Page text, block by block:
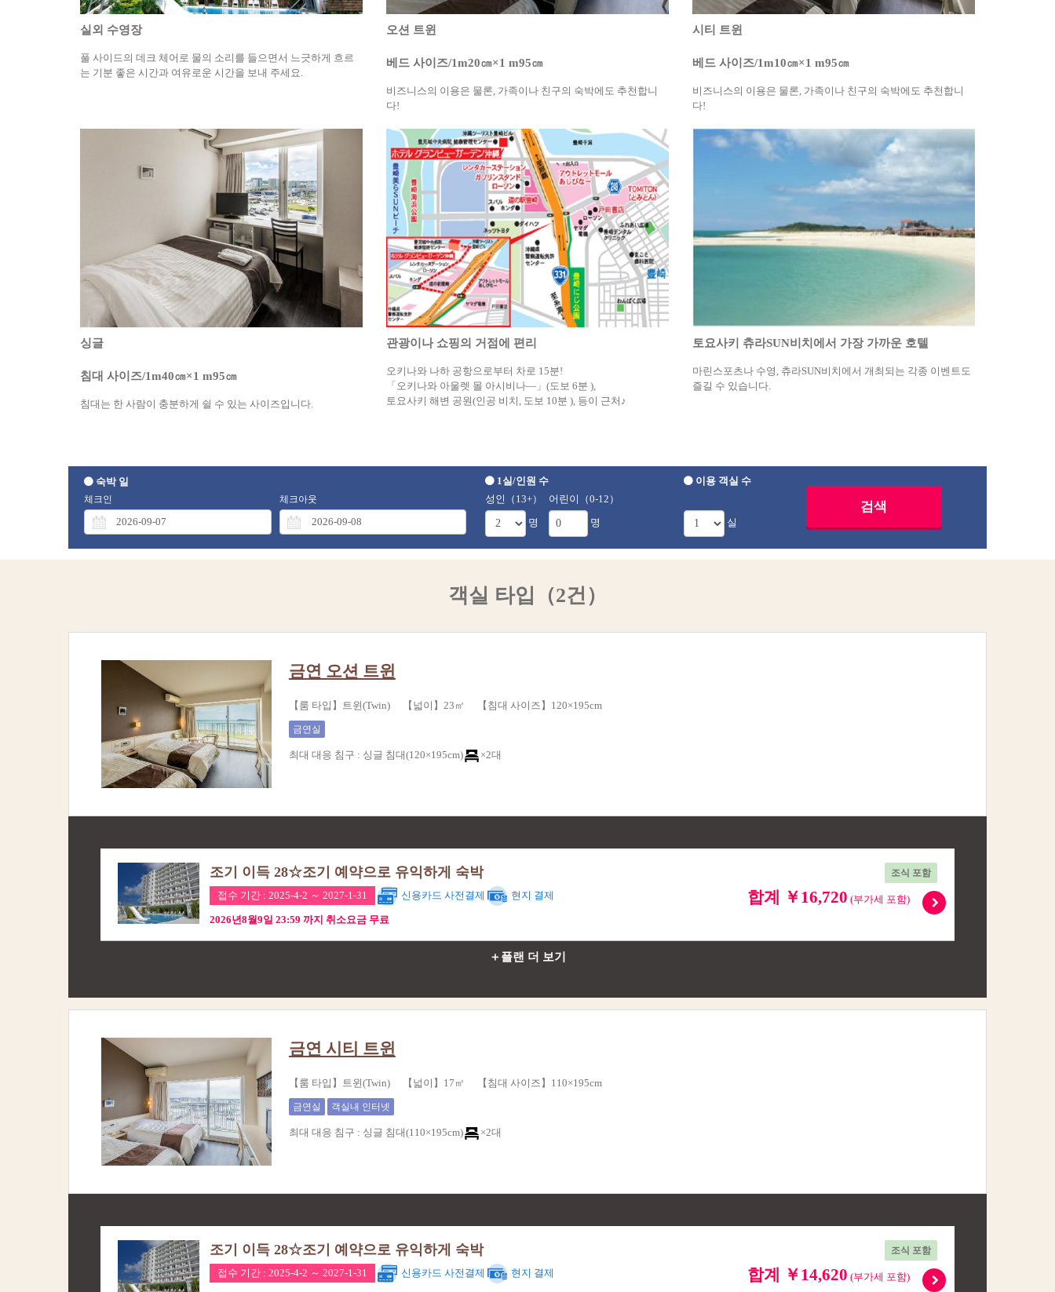
실외 수영장
풀 사이드의 데크 체어로 물의 소리를 들으면서 느긋하게 흐르
는 기분 좋은 시간과 여유로운 시간을 보내 주세요.
오션 트윈
베드 사이즈/1m20㎝×1 m95㎝
비즈니스의 이용은 물론, 가족이나 친구의 숙박에도 추천합니
다!
시티 트윈
베드 사이즈/1m10㎝×1 m95㎝
비즈니스의 이용은 물론, 가족이나 친구의 숙박에도 추천합니
다!
싱글
침대 사이즈/1m40㎝×1 m95㎝
침대는 한 사람이 충분하게 쉴 수 있는 사이즈입니다.
관광이나 쇼핑의 거점에 편리
오키나와 나하 공항으로부터 차로 15분!
「오키나와 아울렛 몰 아시비나—」(도보 6분 ),
토요사키 해변 공원(인공 비치, 도보 10분 ), 등이 근처♪
토요사키 츄라SUN비치에서 가장 가까운 호텔
마린스포츠나 수영, 츄라SUN비치에서 개최되는 각종 이벤트도
즐길 수 있습니다.
숙박 일
체크인 체크아웃
1실/인원 수
성인（13+）
명
어린이（0-12）
명
이용 객실 수
실
객실 타입（2건）
금연 오션 트윈
【룸 타입】트윈(Twin) 【넓이】23㎡ 【침대 사이즈】120×195cm
금연실
최대 대응 침구 : 싱글 침대(120×195cm) ×2대
조식 포함
조기 이득 28☆조기 예약으로 유익하게 숙박
합계 ￥16,720 (부가세 포함)
접수 기간 : 2025-4-2 ～ 2027-1-31 신용카드 사전결제 현지 결제
2026년8월9일 23:59 까지 취소요금 무료
＋플랜 더 보기
금연 시티 트윈
【룸 타입】트윈(Twin) 【넓이】17㎡ 【침대 사이즈】110×195cm
금연실 객실내 인터넷
최대 대응 침구 : 싱글 침대(110×195cm) ×2대
조식 포함
조기 이득 28☆조기 예약으로 유익하게 숙박
합계 ￥14,620 (부가세 포함)
접수 기간 : 2025-4-2 ～ 2027-1-31 신용카드 사전결제 현지 결제